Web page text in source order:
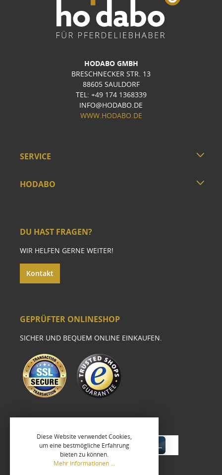
HODABO GMBH
BRESCHNECKER STR. 13
88605 SAULDORF
TEL: +49 174 1368339
INFO@HODABO.DE
WWW.HODABO.DE
SERVICE
HODABO
DU HAST FRAGEN?
WIR HELFEN GERNE WEITER!
Kontakt
GEPRÜFTER ONLINESHOP
SICHER UND BEQUEM ONLINE EINKAUFEN.
Diese Website verwendet Cookies,
um eine bestmögliche Erfahrung
bieten zu können.
Mehr Informationen ...